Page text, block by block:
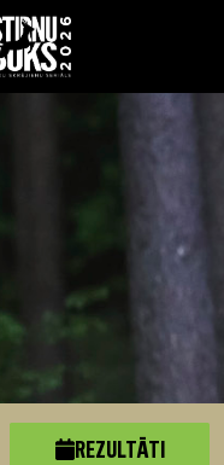
REZULTĀTI